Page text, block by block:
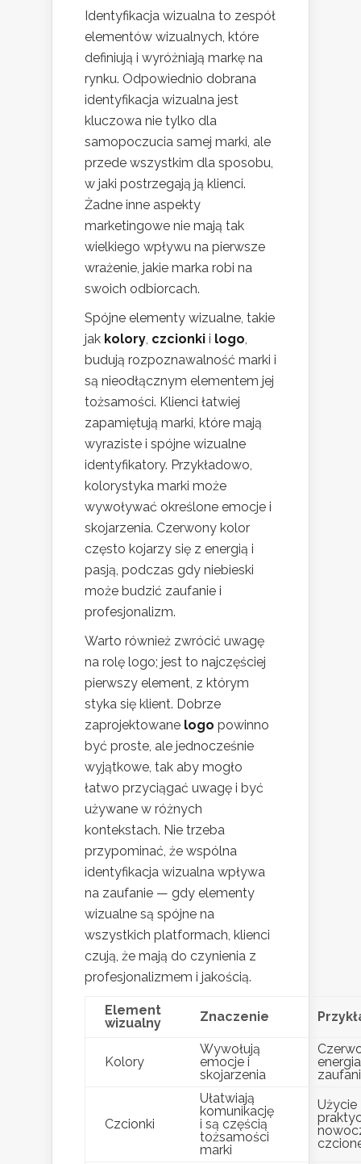
Identyfikacja wizualna to zespół
elementów wizualnych, które
definiują i wyróżniają markę na
rynku. Odpowiednio dobrana
identyfikacja wizualna jest
kluczowa nie tylko dla
samopoczucia samej marki, ale
przede wszystkim dla sposobu,
w jaki postrzegają ją klienci.
Żadne inne aspekty
marketingowe nie mają tak
wielkiego wpływu na pierwsze
wrażenie, jakie marka robi na
swoich odbiorcach.
Spójne elementy wizualne, takie
jak kolory czcionki i logo
budują rozpoznawalność marki i
są nieodłącznym elementem jej
tożsamości. Klienci łatwiej
zapamiętują marki, które mają
wyraziste i spójne wizualne
identyfikatory. Przykładowo,
kolorystyka marki może
wywoływać określone emocje i
skojarzenia. Czerwony kolor
często kojarzy się z energią i
pasją, podczas gdy niebieski
może budzić zaufanie i
profesjonalizm.
Warto również zwrócić uwagę
na rolę logo; jest to najczęściej
pierwszy element, z którym
styka się klient. Dobrze
zaprojektowane logo powinno
być proste, ale jednocześnie
wyjątkowe, tak aby mogło
łatwo przyciągać uwagę i być
używane w różnych
kontekstach. Nie trzeba
przypominać, że wspólna
identyfikacja wizualna wpływa
na zaufanie — gdy elementy
wizualne są spójne na
wszystkich platformach, klienci
czują, że mają do czynienia z
profesjonalizmem i jakością.
Element
wizualny
Znaczenie
Kolory
Wywołują
emocje i
skojarzenia
Czcionki
Ułatwiają
komunikację
i są częścią
tożsamości
marki
Użycie